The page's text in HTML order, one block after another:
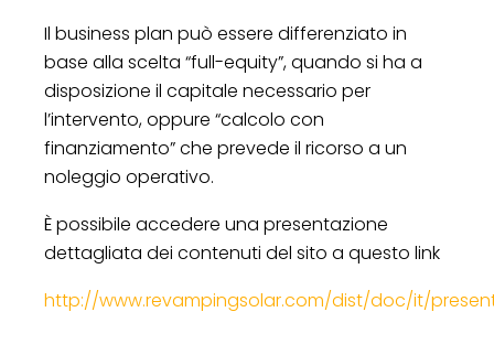
Il business plan può essere differenziato in
base alla scelta “full-equity”, quando si ha a
disposizione il capitale necessario per
l’intervento, oppure “calcolo con
finanziamento” che prevede il ricorso a un
noleggio operativo.
È possibile accedere una presentazione
dettagliata dei contenuti del sito a questo link
http://www.revampingsolar.com/dist/doc/it/